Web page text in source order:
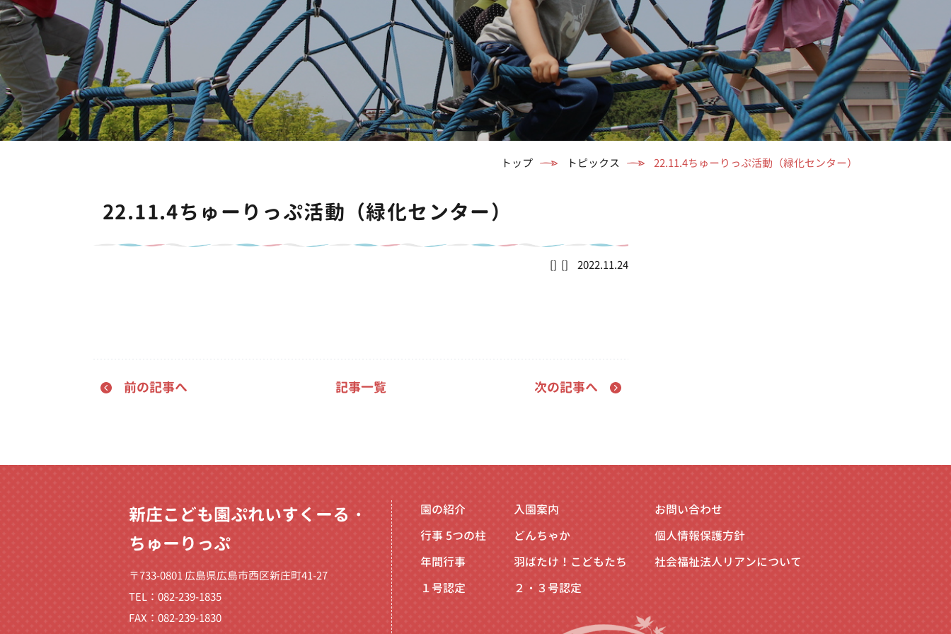
トップ トピックス 22.11.4ちゅーりっぷ活動（緑化センター）
22.11.4ちゅーりっぷ活動（緑化センター）
2022.11.24
前の記事へ 記事一覧 次の記事へ
新庄こども園ぷれいすくーる・
ちゅーりっぷ
〒733-0801 広島県広島市西区新庄町41-27
TEL：082-239-1835
FAX：082-239-1830
園の紹介
行事5つの柱
年間行事
１号認定
入園案内
どんちゃか
羽ばたけ！こどもたち
２・３号認定
お問い合わせ
個人情報保護方針
社会福祉法人リアンについて